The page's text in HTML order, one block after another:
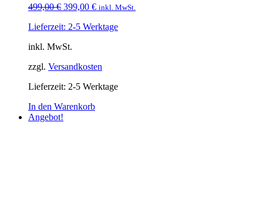
499,00€ Ursprünglicher
war:
399,00 €Aktueller
ist:
inkl. MwSt.
Lieferzeit: 2-5 Werktage
inkl. MwSt.
zzgl. Versandkosten
Lieferzeit: 2-5 Werktage
In den Warenkorb
Angebot!